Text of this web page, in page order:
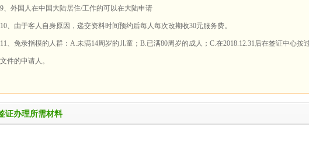
9、外国人在中国大陆居住/工作的可以在大陆申请
10、由于客人自身原因，递交资料时间预约后每人每次改期收30元服务费。
11、免录指模的人群：A.未满14周岁的儿童；B.已满80周岁的成人；C.在2018.12.31后在签证中心按
文件的申请人。
证办理所需材料